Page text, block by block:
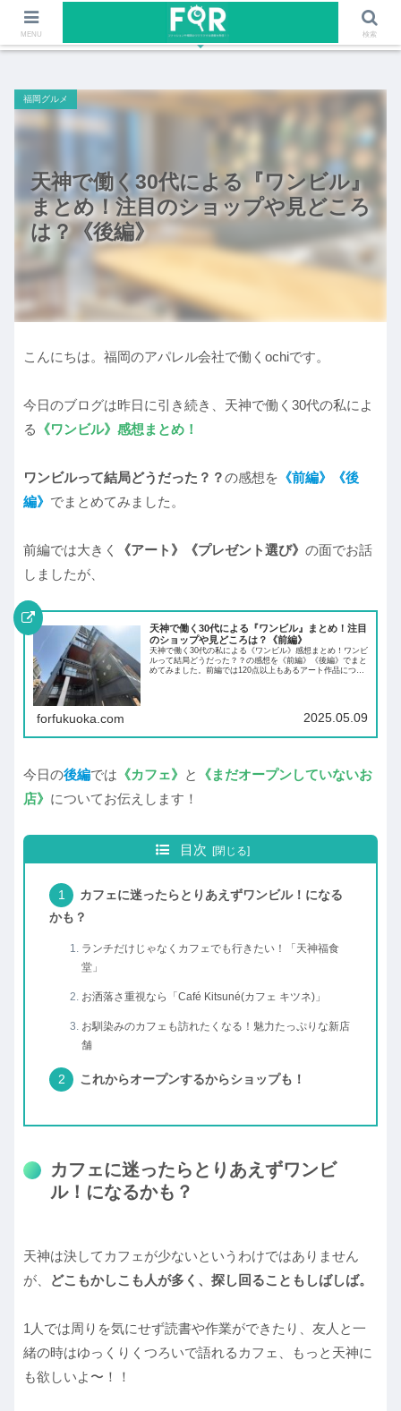
ファッションや福岡のワクワクする情報を発信！！
天神で働く30代による『ワンビル』
まとめ！注目のショップや見どころ
は？《後編》
福岡グルメ
こんにちは。福岡のアパレル会社で働くochiです。
今日のブログは昨日に引き続き、天神で働く30代の私によ
る 《ワンビル》感想まとめ！
ワンビルって結局どうだった？？の感想を 《前編》《後
編》 でまとめてみました。
前編では大きく 《アート》《プレゼント選び》 の面でお話
しましたが、
天神で働く30代による『ワンビル』まとめ！注目
のショップや見どころは？《前編》
天神で働く30代の私による《ワンビル》感想まとめ！ワンビ
ルって結局どうだった？？の感想を《前編》《後編》でまと
めてみました。前編では120点以上もあるアート作品につい
forfukuoka.com 2025.05.09
今日の後編では 《カフェ》 と
《まだオープンしていないお
店》 についてお伝えします！
目次
カフェに迷ったらとりあえずワンビル！になる
かも？
ランチだけじゃなくカフェでも行きたい！「天神福食
堂」
お洒落さ重視なら「Café Kitsuné(カフェ キツネ)」
お馴染みのカフェも訪れたくなる！魅力たっぷりな新店
舗
これからオープンするからショップも！
カフェに迷ったらとりあえずワンビ
ル！になるかも？
天神は決してカフェが少ないというわけではありません
が、
どこもかしこも人が多く、探し回ることもしばしば。
1人では周りを気にせず読書や作業ができたり、友人と一
緒の時はゆっくりくつろいで語れるカフェ、もっと天神に
も欲しいよ〜！！
MENU 検索